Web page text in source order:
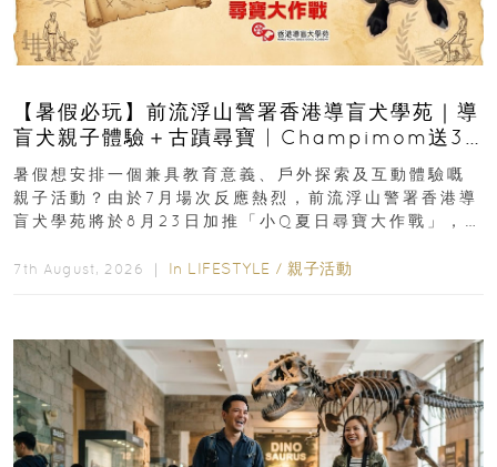
【暑假必玩】前流浮山警署香港導盲犬學苑｜導
盲犬親子體驗＋古蹟尋寶 | Champimom送3
組免費名額
暑假想安排一個兼具教育意義、戶外探索及互動體驗嘅
親子活動？由於7月場次反應熱烈，前流浮山警署香港導
盲犬學苑將於8月23日加推「小Q夏日尋寶大作戰」，家
7th August, 2026 ｜ In LIFESTYLE / 親子活動